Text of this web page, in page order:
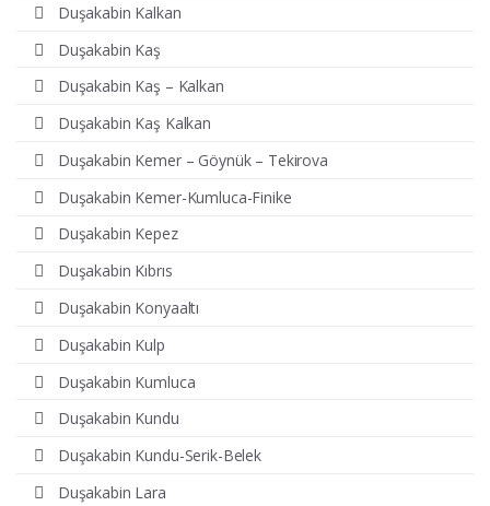
Duşakabin Kalkan
Duşakabin Kaş
Duşakabin Kaş – Kalkan
Duşakabin Kaş Kalkan
Duşakabin Kemer – Göynük – Tekirova
Duşakabin Kemer-Kumluca-Finike
Duşakabin Kepez
Duşakabin Kıbrıs
Duşakabin Konyaaltı
Duşakabin Kulp
Duşakabin Kumluca
Duşakabin Kundu
Duşakabin Kundu-Serik-Belek
Duşakabin Lara